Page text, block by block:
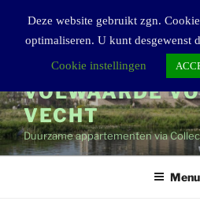
VOLWAARDE
VECHT
Duurzame appartementen via
Menu
Deze website gebruikt zgn.
optimaliseren. U kunt desgewenst
Cookie instellingen